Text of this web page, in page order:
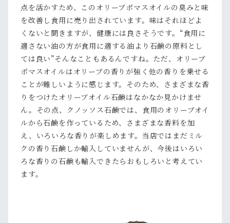
点を活かすため、このオリーブポマスオイルの臭みと味
を改善し食用に売り出されています。味はそれほどよ
くないと聞きますが、健康には良さそうです。“食用に
適さない油の方が食用に適する油より石鹸の原料とし
ては良い”そんなこともあるんですね。ただ、オリーブ
ポマスオイルはオリーブの香りが強く他の香りを乗せる
ことが難しいように感じます。そのため、さまざまな香
りをつけたオリーブオイル石鹸はなかなか見かけませ
ん。その点、クノッソス石鹸では、食用のオリーブオイ
ルから石鹸を作っているため、さまざまな香料を加
え、いろいろな香りが楽しめます。当店ではまだミル
クの香り石鹸しか輸入していませんが、今後はいろい
ろな香りの石鹸も輸入できたらおもしろいと考えてい
ます。